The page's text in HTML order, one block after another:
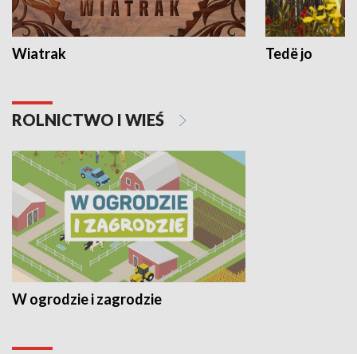
Wiatrak Tedë jo
ROLNICTWO I WIEŚ
W ogrodzie i zagrodzie